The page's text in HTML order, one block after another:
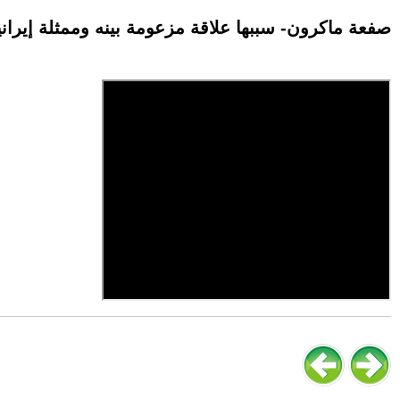
-صفعة ماكرون- سببها علاقة مزعومة بينه وممثلة